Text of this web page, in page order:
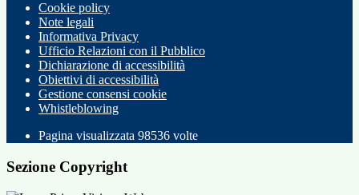
Cookie policy
Note legali
Informativa Privacy
Ufficio Relazioni con il Pubblico
Dichiarazione di accessibilità
Obiettivi di accessibilità
Gestione consensi cookie
Whistleblowing
Pagina visualizzata 98536 volte
Sezione Copyright